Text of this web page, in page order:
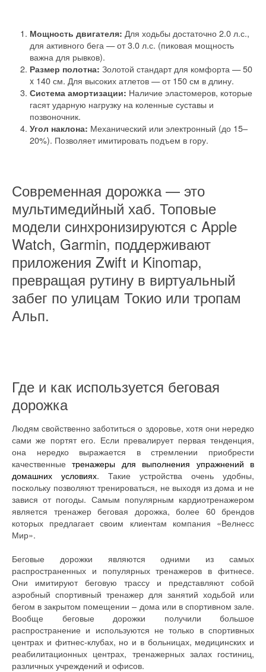
Мощность двигателя: Для ходьбы достаточно 2.0 л.с.,
для активного бега — от 3.0 л.с. (пиковая мощность
важна для рывков).
Размер полотна: Золотой стандарт для комфорта — 50
x 140 см. Для высоких атлетов — от 150 см в длину.
Система амортизации: Наличие эластомеров, которые
гасят ударную нагрузку на коленные суставы и
позвоночник.
Угол наклона: Механический или электронный (до 15–
20%). Позволяет имитировать подъем в гору.
Современная дорожка — это
мультимедийный хаб. Топовые
модели синхронизируются с Apple
Watch, Garmin, поддерживают
приложения Zwift и Kinomap,
превращая рутину в виртуальный
забег по улицам Токио или тропам
Альп.
Где и как используется беговая
дорожка
Людям свойственно заботиться о здоровье, хотя они нередко
сами же портят его. Если превалирует первая тенденция,
она нередко выражается в стремлении приобрести
качественныетренажеры для выполнения упражнений в
домашних условиях. Такие устройства очень удобны,
поскольку позволяют тренироваться, не выходя из дома и не
завися от погоды. Самым популярным кардиотренажером
является тренажер беговая дорожка, более 60 брендов
которых предлагает своим клиентам компания «Велнесс
Мир».
Беговые дорожки являются одними из самых
распространенных и популярных тренажеров в фитнесе.
Они имитируют беговую трассу и представляют собой
аэробный спортивный тренажер для занятий ходьбой или
бегом в закрытом помещении – дома или в спортивном зале.
Вообще беговые дорожки получили большое
распространение и используются не только в спортивных
центрах и фитнес-клубах, но и в больницах, медицинских и
реабилитационных центрах, тренажерных залах гостиниц,
различных учреждений и офисов.